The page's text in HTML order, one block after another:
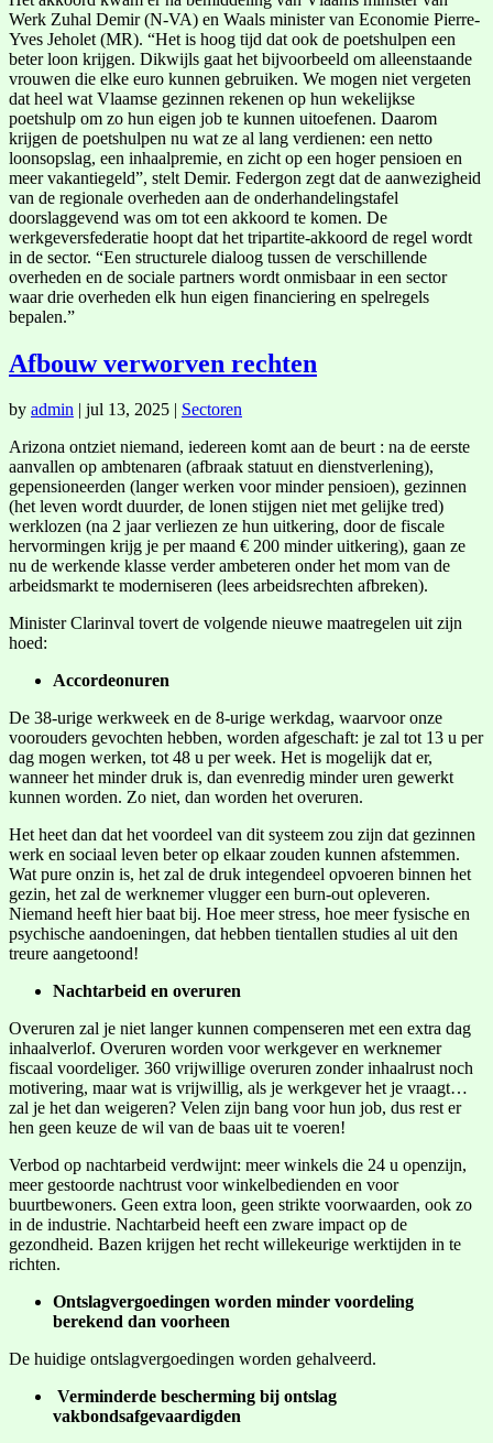
Werk Zuhal Demir (N-VA) en Waals minister van Economie Pierre-
Yves Jeholet (MR). “Het is hoog tijd dat ook de poetshulpen een
beter loon krijgen. Dikwijls gaat het bijvoorbeeld om alleenstaande
vrouwen die elke euro kunnen gebruiken. We mogen niet vergeten
dat heel wat Vlaamse gezinnen rekenen op hun wekelijkse
poetshulp om zo hun eigen job te kunnen uitoefenen. Daarom
krijgen de poetshulpen nu wat ze al lang verdienen: een netto
loonsopslag, een inhaalpremie, en zicht op een hoger pensioen en
meer vakantiegeld”, stelt Demir. Federgon zegt dat de aanwezigheid
van de regionale overheden aan de onderhandelingstafel
doorslaggevend was om tot een akkoord te komen. De
werkgeversfederatie hoopt dat het tripartite-akkoord de regel wordt
in de sector. “Een structurele dialoog tussen de verschillende
overheden en de sociale partners wordt onmisbaar in een sector
waar drie overheden elk hun eigen financiering en spelregels
bepalen.”
Afbouw verworven rechten
by admin | jul 13, 2025 | Sectoren
Arizona ontziet niemand, iedereen komt aan de beurt : na de eerste
aanvallen op ambtenaren (afbraak statuut en dienstverlening),
gepensioneerden (langer werken voor minder pensioen), gezinnen
(het leven wordt duurder, de lonen stijgen niet met gelijke tred)
werklozen (na 2 jaar verliezen ze hun uitkering, door de fiscale
hervormingen krijg je per maand € 200 minder uitkering), gaan ze
nu de werkende klasse verder ambeteren onder het mom van de
arbeidsmarkt te moderniseren (lees arbeidsrechten afbreken).
Minister Clarinval tovert de volgende nieuwe maatregelen uit zijn
hoed:
Accordeonuren
De 38-urige werkweek en de 8-urige werkdag, waarvoor onze
voorouders gevochten hebben, worden afgeschaft: je zal tot 13 u per
dag mogen werken, tot 48 u per week. Het is mogelijk dat er,
wanneer het minder druk is, dan evenredig minder uren gewerkt
kunnen worden. Zo niet, dan worden het overuren.
Het heet dan dat het voordeel van dit systeem zou zijn dat gezinnen
werk en sociaal leven beter op elkaar zouden kunnen afstemmen.
Wat pure onzin is, het zal de druk integendeel opvoeren binnen het
gezin, het zal de werknemer vlugger een burn-out opleveren.
Niemand heeft hier baat bij. Hoe meer stress, hoe meer fysische en
psychische aandoeningen, dat hebben tientallen studies al uit den
treure aangetoond!
Nachtarbeid en overuren
Overuren zal je niet langer kunnen compenseren met een extra dag
inhaalverlof. Overuren worden voor werkgever en werknemer
fiscaal voordeliger. 360 vrijwillige overuren zonder inhaalrust noch
motivering, maar wat is vrijwillig, als je werkgever het je vraagt…
zal je het dan weigeren? Velen zijn bang voor hun job, dus rest er
hen geen keuze de wil van de baas uit te voeren!
Verbod op nachtarbeid verdwijnt: meer winkels die 24 u openzijn,
meer gestoorde nachtrust voor winkelbedienden en voor
buurtbewoners. Geen extra loon, geen strikte voorwaarden, ook zo
in de industrie. Nachtarbeid heeft een zware impact op de
gezondheid. Bazen krijgen het recht willekeurige werktijden in te
richten.
Ontslagvergoedingen worden minder voordeling
berekend dan voorheen
De huidige ontslagvergoedingen worden gehalveerd.
Verminderde bescherming bij ontslag
vakbondsafgevaardigden